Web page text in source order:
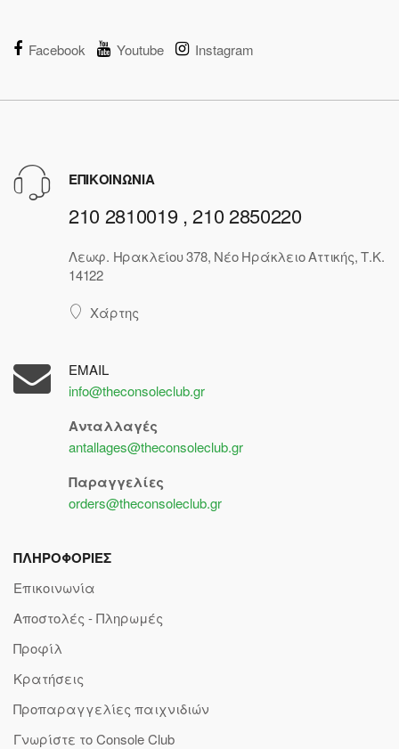
Facebook Youtube Instagram
ΕΠΙΚΟΙΝΩΝΙΑ
210 2810019 , 210 2850220
Λεωφ. Ηρακλείου 378, Νέο Ηράκλειο Αττικής, Τ.Κ.
14122
Χάρτης
EMAIL
info@theconsoleclub.gr
Ανταλλαγές
antallages@theconsoleclub.gr
Παραγγελίες
orders@theconsoleclub.gr
ΠΛΗΡΟΦΟΡΙΕΣ
Επικοινωνία
Αποστολές - Πληρωμές
Προφίλ
Κρατήσεις
Προπαραγγελίες παιχνιδιών
Γνωρίστε το Console Club